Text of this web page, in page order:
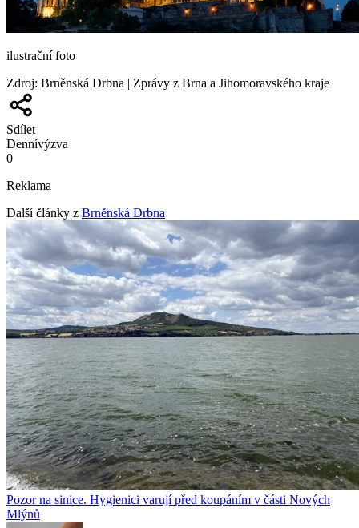
ilustrační foto
Zdroj: Brněnská Drbna | Zprávy z Brna a Jihomoravského kraje
Sdílet
Dennívýzva
0
Reklama
Další články z Brněnská Drbna
Pozor na sinice. Hygienici varují před koupáním v části Nových
Mlýnů